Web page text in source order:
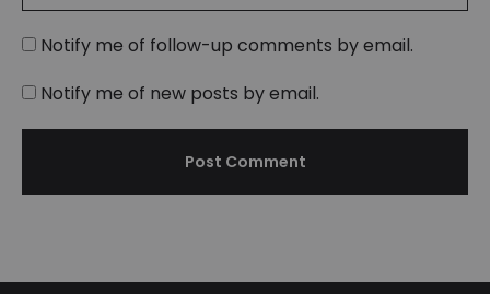
Notify me of follow-up comments by email.
Notify me of new posts by email.